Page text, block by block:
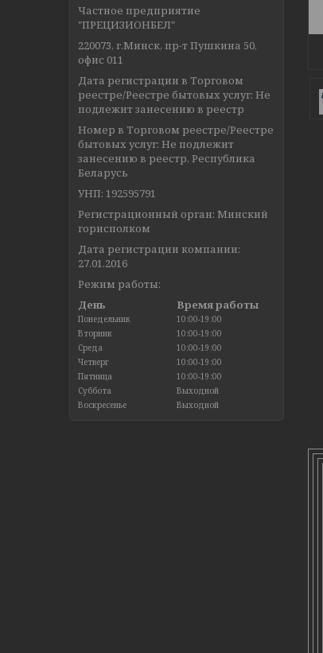
Частное предприятие
"ПРЕЦИЗИОНБЕЛ"
220073, г.Минск, пр-т Пушкина 50,
офис 011
Дата регистрации в Торговом
реестре/Реестре бытовых услуг: Не
подлежит занесению в реестр
Номер в Торговом реестре/Реестре
бытовых услуг: Не подлежит
занесению в реестр, Республика
Беларусь
УНП: 192595791
Регистрационный орган: Минский
горисполком
Дата регистрации компании:
27.01.2016
Режим работы:
День
Время работы
Понедельник
10:00-19:00
Вторник
10:00-19:00
Среда
10:00-19:00
Четверг
10:00-19:00
Пятница
10:00-19:00
Суббота
Выходной
Воскресенье
Выходной